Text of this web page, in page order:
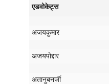
एडवोकेट्स
अजयकुमार
अजयपोद्दार
अतानुबनर्जी